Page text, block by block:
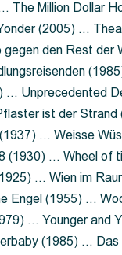
The Million Dollar
(2005) …
den Rest der
… Unprecedented
ist der Strand
… Weisse
(1930) … Wheel of
… Wien im
Engel (1955) …
… Younger and
(1985) … Das